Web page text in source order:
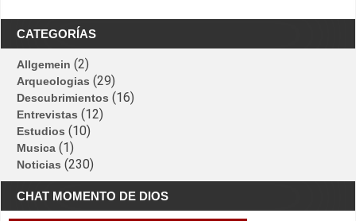
CATEGORÍAS
Allgemein (2)
Arqueologias (29)
Descubrimientos (16)
Entrevistas (12)
Estudios (10)
Musica (1)
Noticias (230)
CHAT MOMENTO DE DIOS